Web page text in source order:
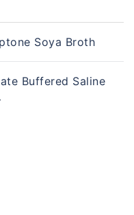
Soya Broth
Buffered Saline